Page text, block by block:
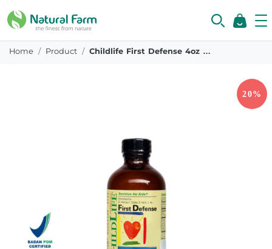
Home Product Childlife First Defense 4oz 118 Ml